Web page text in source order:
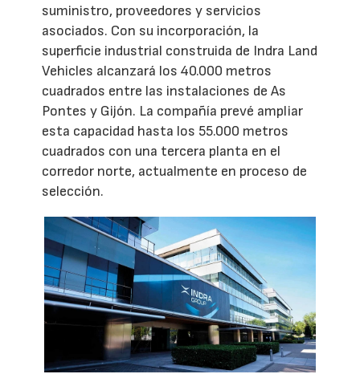
suministro, proveedores y servicios
asociados. Con su incorporación, la
superficie industrial construida de Indra Land
Vehicles alcanzará los 40.000 metros
cuadrados entre las instalaciones de As
Pontes y Gijón. La compañía prevé ampliar
esta capacidad hasta los 55.000 metros
cuadrados con una tercera planta en el
corredor norte, actualmente en proceso de
selección.